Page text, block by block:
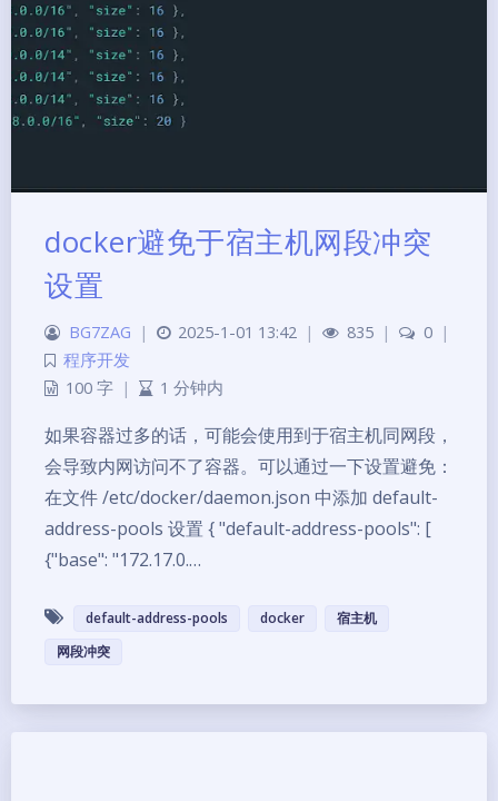
docker避免于宿主机网段冲突
设置
BG7ZAG | 2025-1-01 13:42 | 835 | 0 |
程序开发
100 字 | 1 分钟内
如果容器过多的话，可能会使用到于宿主机同网段，
会导致内网访问不了容器。可以通过一下设置避免：
在文件 /etc/docker/daemon.json 中添加 default-
address-pools 设置 { "default-address-pools": [
{"base": "172.17.0.…
default-address-pools docker
宿主机
网段冲突